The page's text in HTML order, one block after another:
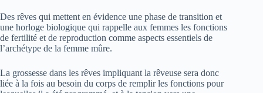
Des rêves qui mettent en évidence une phase de transition et
une horloge biologique qui rappelle aux femmes les fonctions
de fertilité et de reproduction comme aspects essentiels de
l’archétype de la femme mûre.
La grossesse dans les rêves impliquant la rêveuse sera donc
liée à la fois au besoin du corps de remplir les fonctions pour